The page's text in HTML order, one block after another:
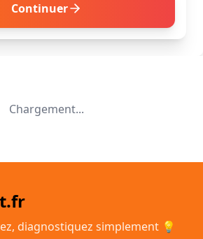
Continuer
Chargement...
diagnostiquez simplement 💡